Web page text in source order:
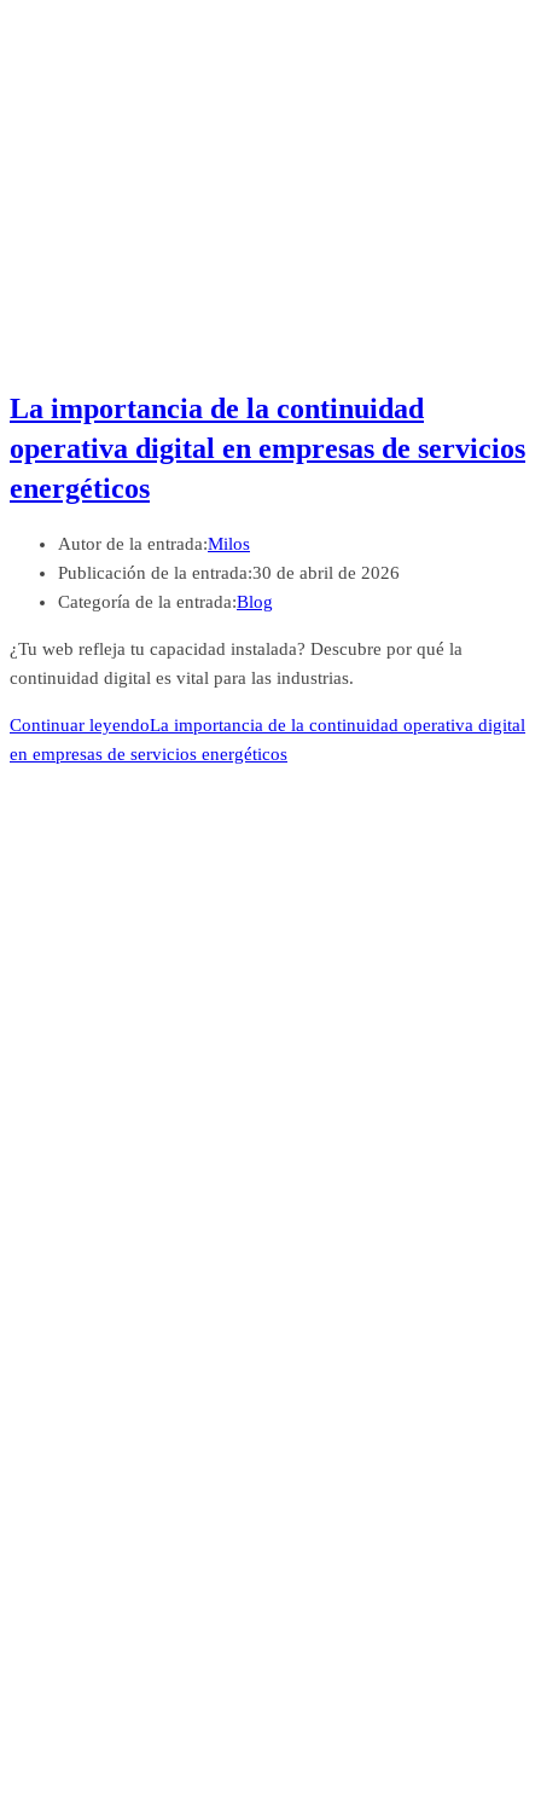
La importancia de la continuidad
operativa digital en empresas de servicios
energéticos
Autor de la entrada:Milos
Publicación de la entrada:30 de abril de 2026
Categoría de la entrada:Blog
¿Tu web refleja tu capacidad instalada? Descubre por qué la
continuidad digital es vital para las industrias.
Continuar leyendoLa importancia de la continuidad operativa digital
en empresas de servicios energéticos